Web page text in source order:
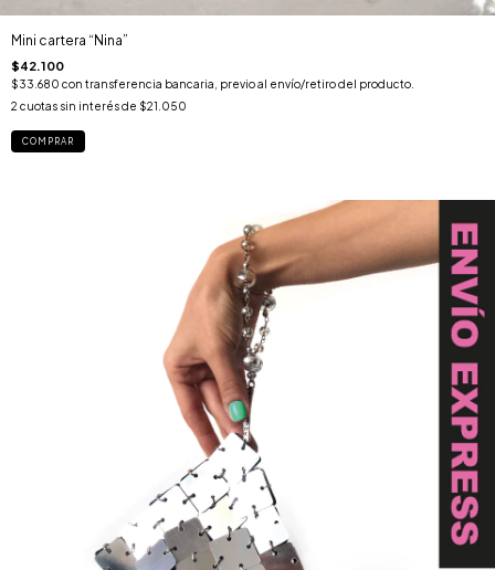
Mini cartera “Nina”
$42.100
$33.680 con transferencia bancaria, previo al envío/retiro del producto.
2 cuotas sin interés de $21.050